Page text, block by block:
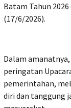
Batam Tahun
(17/6/2026).
Dalam
peringatan
pemerintahan,
diri dan tanggung